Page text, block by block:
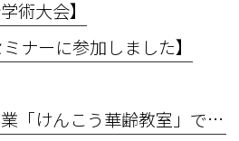
術大会】
ナーに参加しました】
【熊野町介護予防事業「けんこう華齢教室」で講義を行いました】